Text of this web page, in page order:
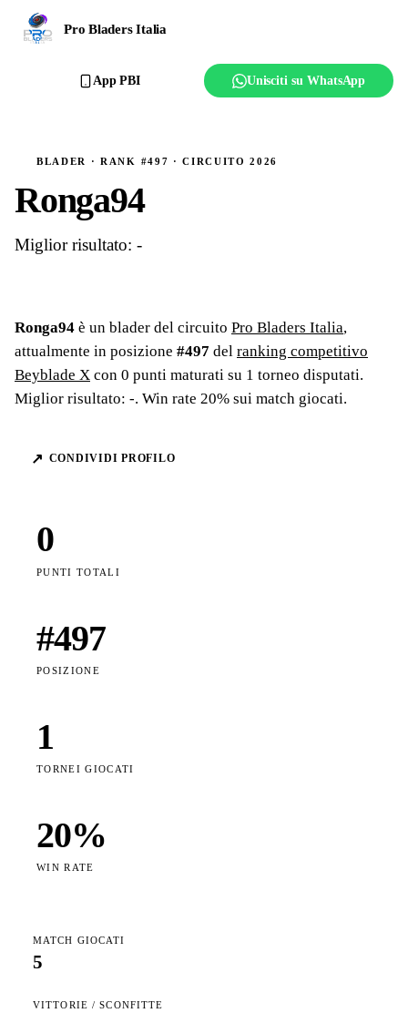
Pro Bladers Italia
Ranking
Regolamento
App PBI Unisciti su WhatsApp
BLADER · RANK #497 · CIRCUITO 2026
Ronga94
Miglior risultato: -
Ronga94 è un blader del circuito Pro Bladers Italia,
attualmente in posizione #497 del ranking competitivo
Beyblade X con 0 punti maturati su 1 torneo disputati.
Miglior risultato: -. Win rate 20% sui match giocati.
↗ CONDIVIDI PROFILO
0
PUNTI TOTALI
#497
POSIZIONE
1
TORNEI GIOCATI
20%
WIN RATE
MATCH GIOCATI
5
VITTORIE / SCONFITTE